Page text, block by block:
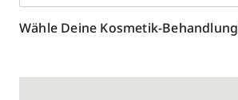
Wähle Deine Kosmetik-Behandlung